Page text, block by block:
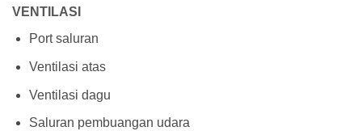
VENTILASI
Port saluran
Ventilasi atas
Ventilasi dagu
Saluran pembuangan udara